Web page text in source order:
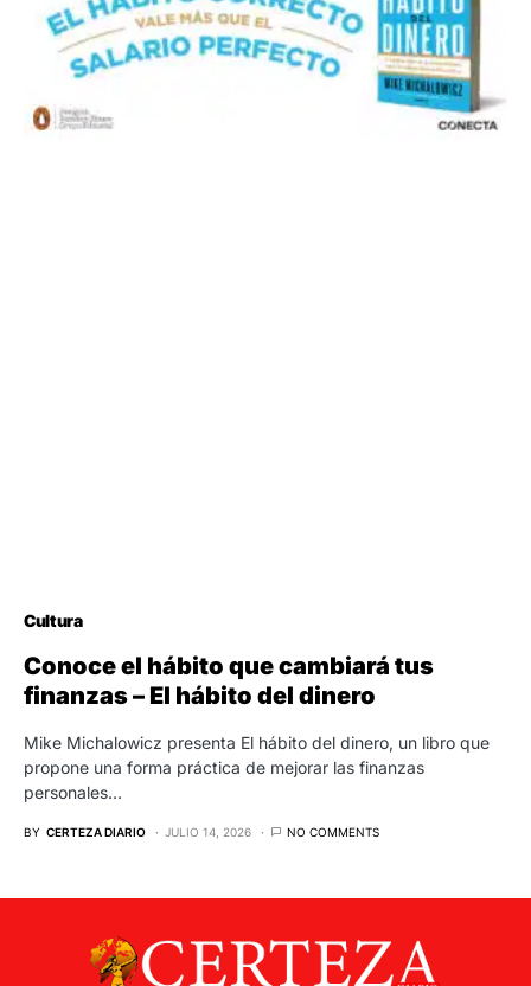
Cultura
Conoce el hábito que cambiará tus
finanzas – El hábito del dinero
Mike Michalowicz presenta El hábito del dinero, un libro que
propone una forma práctica de mejorar las finanzas
personales…
BY CERTEZA DIARIO JULIO 14, 2026 NO COMMENTS